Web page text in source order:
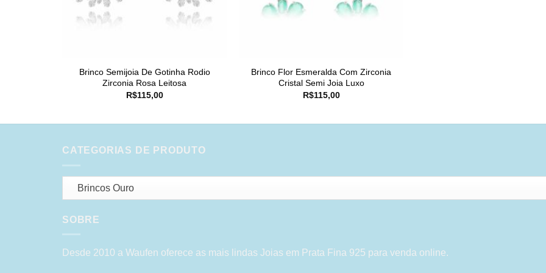
Brinco Semijoia De Gotinha Rodio
Zirconia Rosa Leitosa
R$115,00
Brinco Flor Esmeralda Com Zirconia
Cristal Semi Joia Luxo
R$115,00
CATEGORIAS DE PRODUTO
Brincos Ouro
SOBRE
Desde 2010 a Waufen oferece as mais lindas Joias em Prata Fina 925 para venda online.